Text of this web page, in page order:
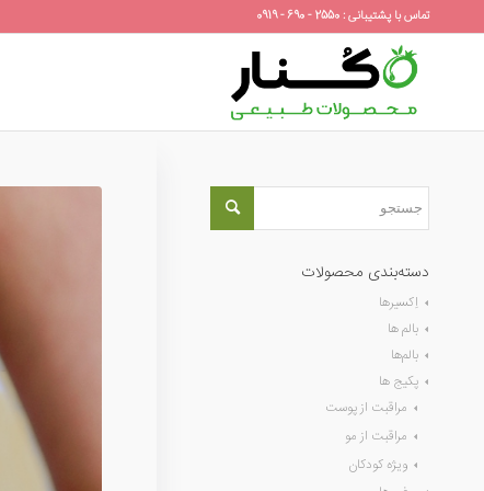
تماس با پشتیبانی : 2550 - 690 - 0919
دسته‌بندی محصولات
اِکسیرها
بالم ها
بالم‌ها
پکیج ها
مراقبت از پوست
مراقبت از مو
ویژه کودکان